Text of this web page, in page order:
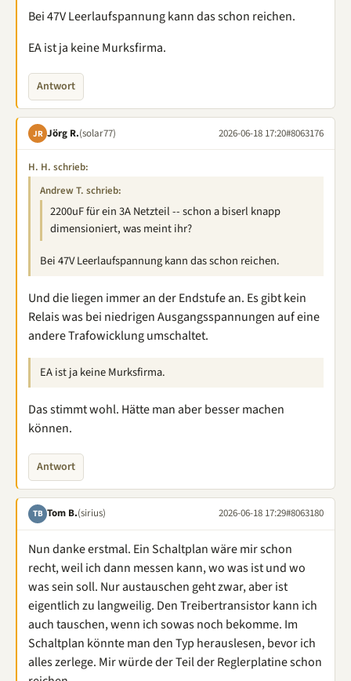
Bei 47V Leerlaufspannung kann das schon reichen.
EA ist ja keine Murksfirma.
Antwort
JR Jörg R.(solar77) 2026-06-18 17:20#8063176
H. H. schrieb:
Andrew T. schrieb:
2200uF für ein 3A Netzteil -- schon a biserl knapp
dimensioniert, was meint ihr?
Bei 47V Leerlaufspannung kann das schon reichen.
Und die liegen immer an der Endstufe an. Es gibt kein
Relais was bei niedrigen Ausgangsspannungen auf eine
andere Trafowicklung umschaltet.
EA ist ja keine Murksfirma.
Das stimmt wohl. Hätte man aber besser machen
können.
Antwort
TB Tom B.(sirius) 2026-06-18 17:29#8063180
Nun danke erstmal. Ein Schaltplan wäre mir schon
recht, weil ich dann messen kann, wo was ist und wo
was sein soll. Nur austauschen geht zwar, aber ist
eigentlich zu langweilig. Den Treibertransistor kann ich
auch tauschen, wenn ich sowas noch bekomme. Im
Schaltplan könnte man den Typ herauslesen, bevor ich
alles zerlege. Mir würde der Teil der Reglerplatine schon